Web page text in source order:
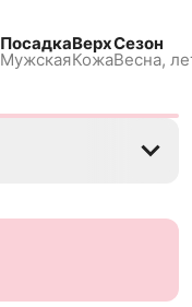
Посадка
Мужская
Верх
Кожа
Сезон
Весна,
42.5